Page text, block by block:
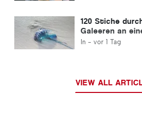
120 Stiche
Galeeren an
verzeichnet
In - vor 1 Tag
VIEW ALL